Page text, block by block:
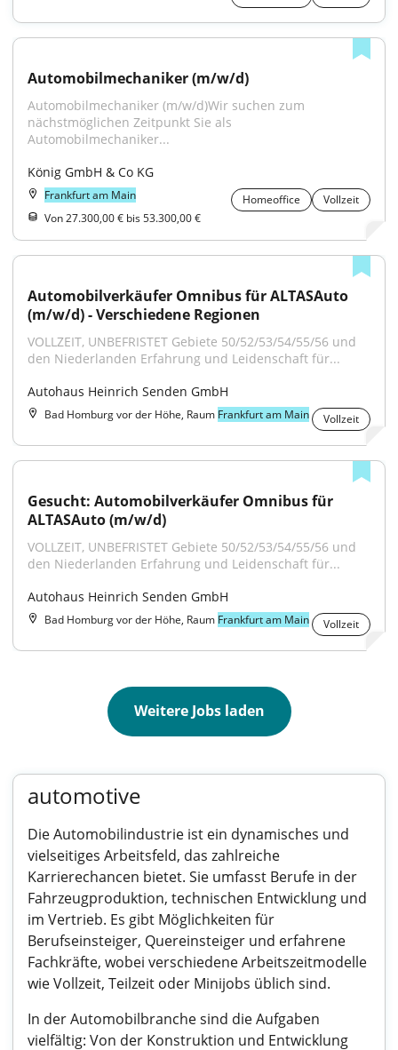
Automobilmechaniker (m/w/d)
Automobilmechaniker (m/w/d)Wir suchen zum
nächstmöglichen Zeitpunkt Sie als
Automobilmechaniker...
König GmbH & Co KG
Frankfurt am Main Homeoffice
Vollzeit
Von 27.300,00 € bis 53.300,00 €
Automobilverkäufer Omnibus für ALTASAuto
(m/w/d) - Verschiedene Regionen
VOLLZEIT, UNBEFRISTET Gebiete 50/52/53/54/55/56 und
den Niederlanden Erfahrung und Leidenschaft für...
Autohaus Heinrich Senden GmbH
Bad Homburg vor der Höhe, Raum Frankfurt am Main Vollzeit
Gesucht: Automobilverkäufer Omnibus für
ALTASAuto (m/w/d)
VOLLZEIT, UNBEFRISTET Gebiete 50/52/53/54/55/56 und
den Niederlanden Erfahrung und Leidenschaft für...
Autohaus Heinrich Senden GmbH
Bad Homburg vor der Höhe, Raum Frankfurt am Main Vollzeit
Weitere Jobs laden
automotive
Die Automobilindustrie ist ein dynamisches und
vielseitiges Arbeitsfeld, das zahlreiche
Karrierechancen bietet. Sie umfasst Berufe in der
Fahrzeugproduktion, technischen Entwicklung und
im Vertrieb. Es gibt Möglichkeiten für
Berufseinsteiger, Quereinsteiger und erfahrene
Fachkräfte, wobei verschiedene Arbeitszeitmodelle
wie Vollzeit, Teilzeit oder Minijobs üblich sind.
In der Automobilbranche sind die Aufgaben
vielfältig: Von der Konstruktion und Entwicklung